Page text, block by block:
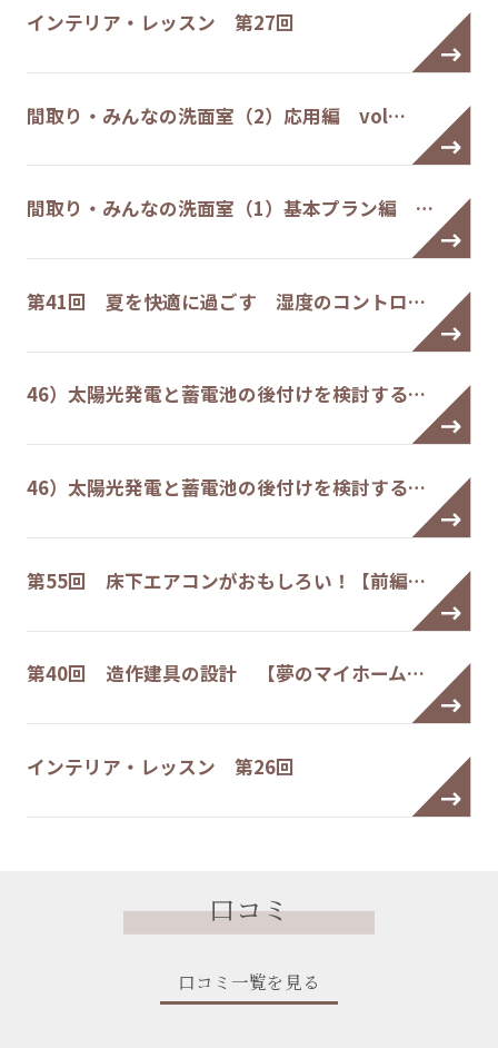
インテリア・レッスン 第27回
間取り・みんなの洗面室（2）応用編 vol…
間取り・みんなの洗面室（1）基本プラン編 …
第41回 夏を快適に過ごす 湿度のコントロ…
46）太陽光発電と蓄電池の後付けを検討する…
46）太陽光発電と蓄電池の後付けを検討する…
第55回 床下エアコンがおもしろい！【前編…
第40回 造作建具の設計 【夢のマイホーム…
インテリア・レッスン 第26回
口コミ
口コミ一覧を見る